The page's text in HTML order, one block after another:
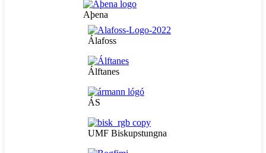
Aþena
Álafoss
Álftanes
ÁS
UMF Biskupstungna